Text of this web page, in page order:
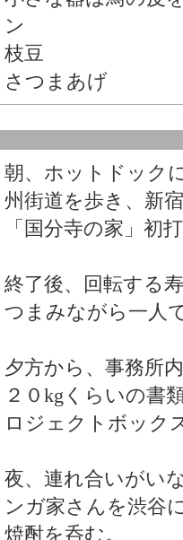
ン
枝豆
さつまあげ
朝、ホットドック
州街道を歩き、新
「国分寺の家」初
終了後、回転する
つまみながら一人
夕方から、事務所
２０kgくらいの書
ロジェクトボック
夜、連れ合いがい
ンガ家さんを渋谷
焼酎を呑む。